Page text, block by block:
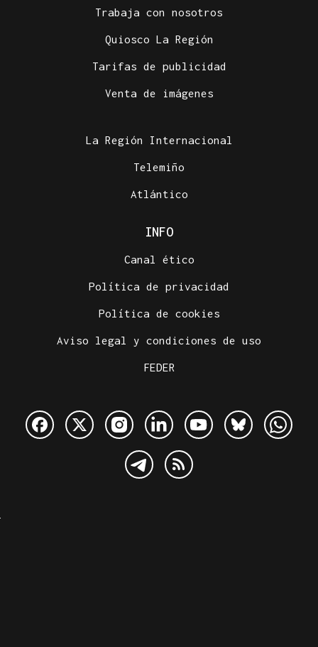
La Guardia Civil desplegará un dispositivo por el
eclipse con más de 24.000 agentes
Trabaja con nosotros
Quiosco La Región
Tarifas de publicidad
Venta de imágenes
La Región Internacional
Telemiño
Atlántico
INFO
Canal ético
Política de privacidad
Política de cookies
Aviso legal y condiciones de uso
FEDER